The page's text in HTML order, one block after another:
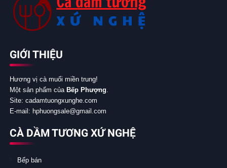
GIỚI THIỆU
Hương vị cà muối miền trung!
Một sản phẩm của Bếp Phượng.
Site: cadamtuongxunghe.com
E-mail: hphuongsale@gmail.com
CÀ DẦM TƯƠNG XỨ NGHỆ
Bếp bán